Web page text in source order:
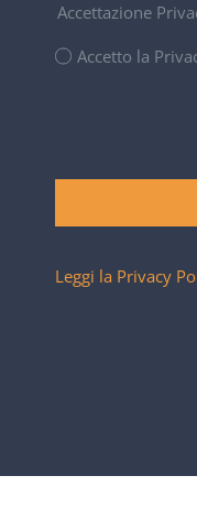
Accettazione
Accetto la
Leggi la Privacy